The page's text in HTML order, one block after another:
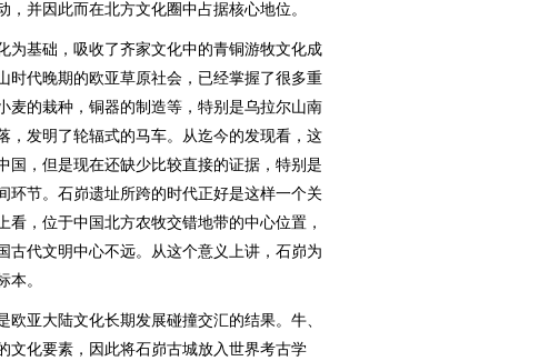
并因此而在北方文化圈中占据核心地位。
基础，吸收了齐家文化中的青铜游牧文化成
时代晚期的欧亚草原社会，已经掌握了很多重
麦的栽种，铜器的制造等，特别是乌拉尔山南
，发明了轮辐式的马车。从迄今的发现看，这
国，但是现在还缺少比较直接的证据，特别是
环节。石峁遗址所跨的时代正好是这样一个关
，位于中国北方农牧交错地带的中心位置，
古代文明中心不远。从这个意义上讲，石峁为
本。
亚大陆文化长期发展碰撞交汇的结果。牛、
文化要素，因此将石峁古城放入世界考古学